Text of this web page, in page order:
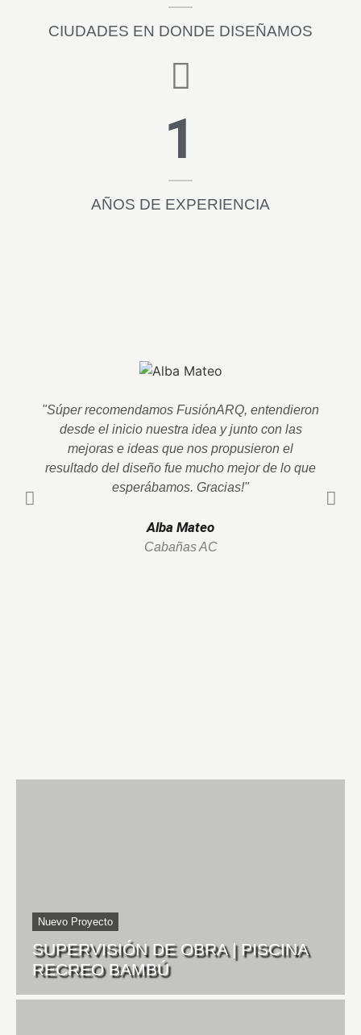
CIUDADES EN DONDE DISEÑAMOS
1
AÑOS DE EXPERIENCIA
"Súper recomendamos FusiónARQ, entendieron
desde el inicio nuestra idea y junto con las
mejoras e ideas que nos propusieron el
resultado del diseño fue mucho mejor de lo que
esperábamos. Gracias!"
Alba Mateo
Cabañas AC
Nuevo Proyecto
SUPERVISIÓN DE OBRA | PISCINA
RECREO BAMBÚ